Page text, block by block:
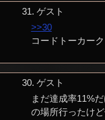
31.ゲスト
>>30
コードトーカー
30.ゲスト
まだ達成率11%
の場所行ったけ